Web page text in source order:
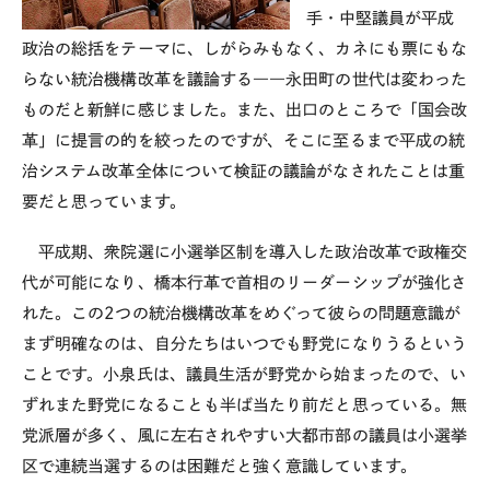
手・中堅議員が平成
政治の総括をテーマに、しがらみもなく、カネにも票にもな
らない統治機構改革を議論する――永田町の世代は変わった
ものだと新鮮に感じました。また、出口のところで「国会改
革」に提言の的を絞ったのですが、そこに至るまで平成の統
治システム改革全体について検証の議論がなされたことは重
要だと思っています。
平成期、衆院選に小選挙区制を導入した政治改革で政権交
代が可能になり、橋本行革で首相のリーダーシップが強化さ
れた。この2 つの統治機構改革をめぐって彼らの問題意識が
まず明確なのは、自分たちはいつでも野党になりうるという
ことです。小泉氏は、議員生活が野党から始まったので、い
ずれまた野党になることも半ば当たり前だと思っている。無
党派層が多く、風に左右されやすい大都市部の議員は小選挙
区で連続当選するのは困難だと強く意識しています。